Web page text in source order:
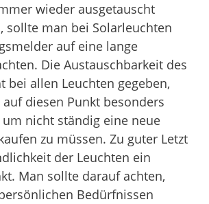
wieder ausgetauscht
sollte man bei Solarleuchten
auf eine lange
Die Austauschbarkeit des
bei allen Leuchten gegeben,
diesen Punkt besonders
nicht ständig eine neue
zu müssen. Zu guter Letzt
der Leuchten ein
Man sollte darauf achten,
Bedürfnissen